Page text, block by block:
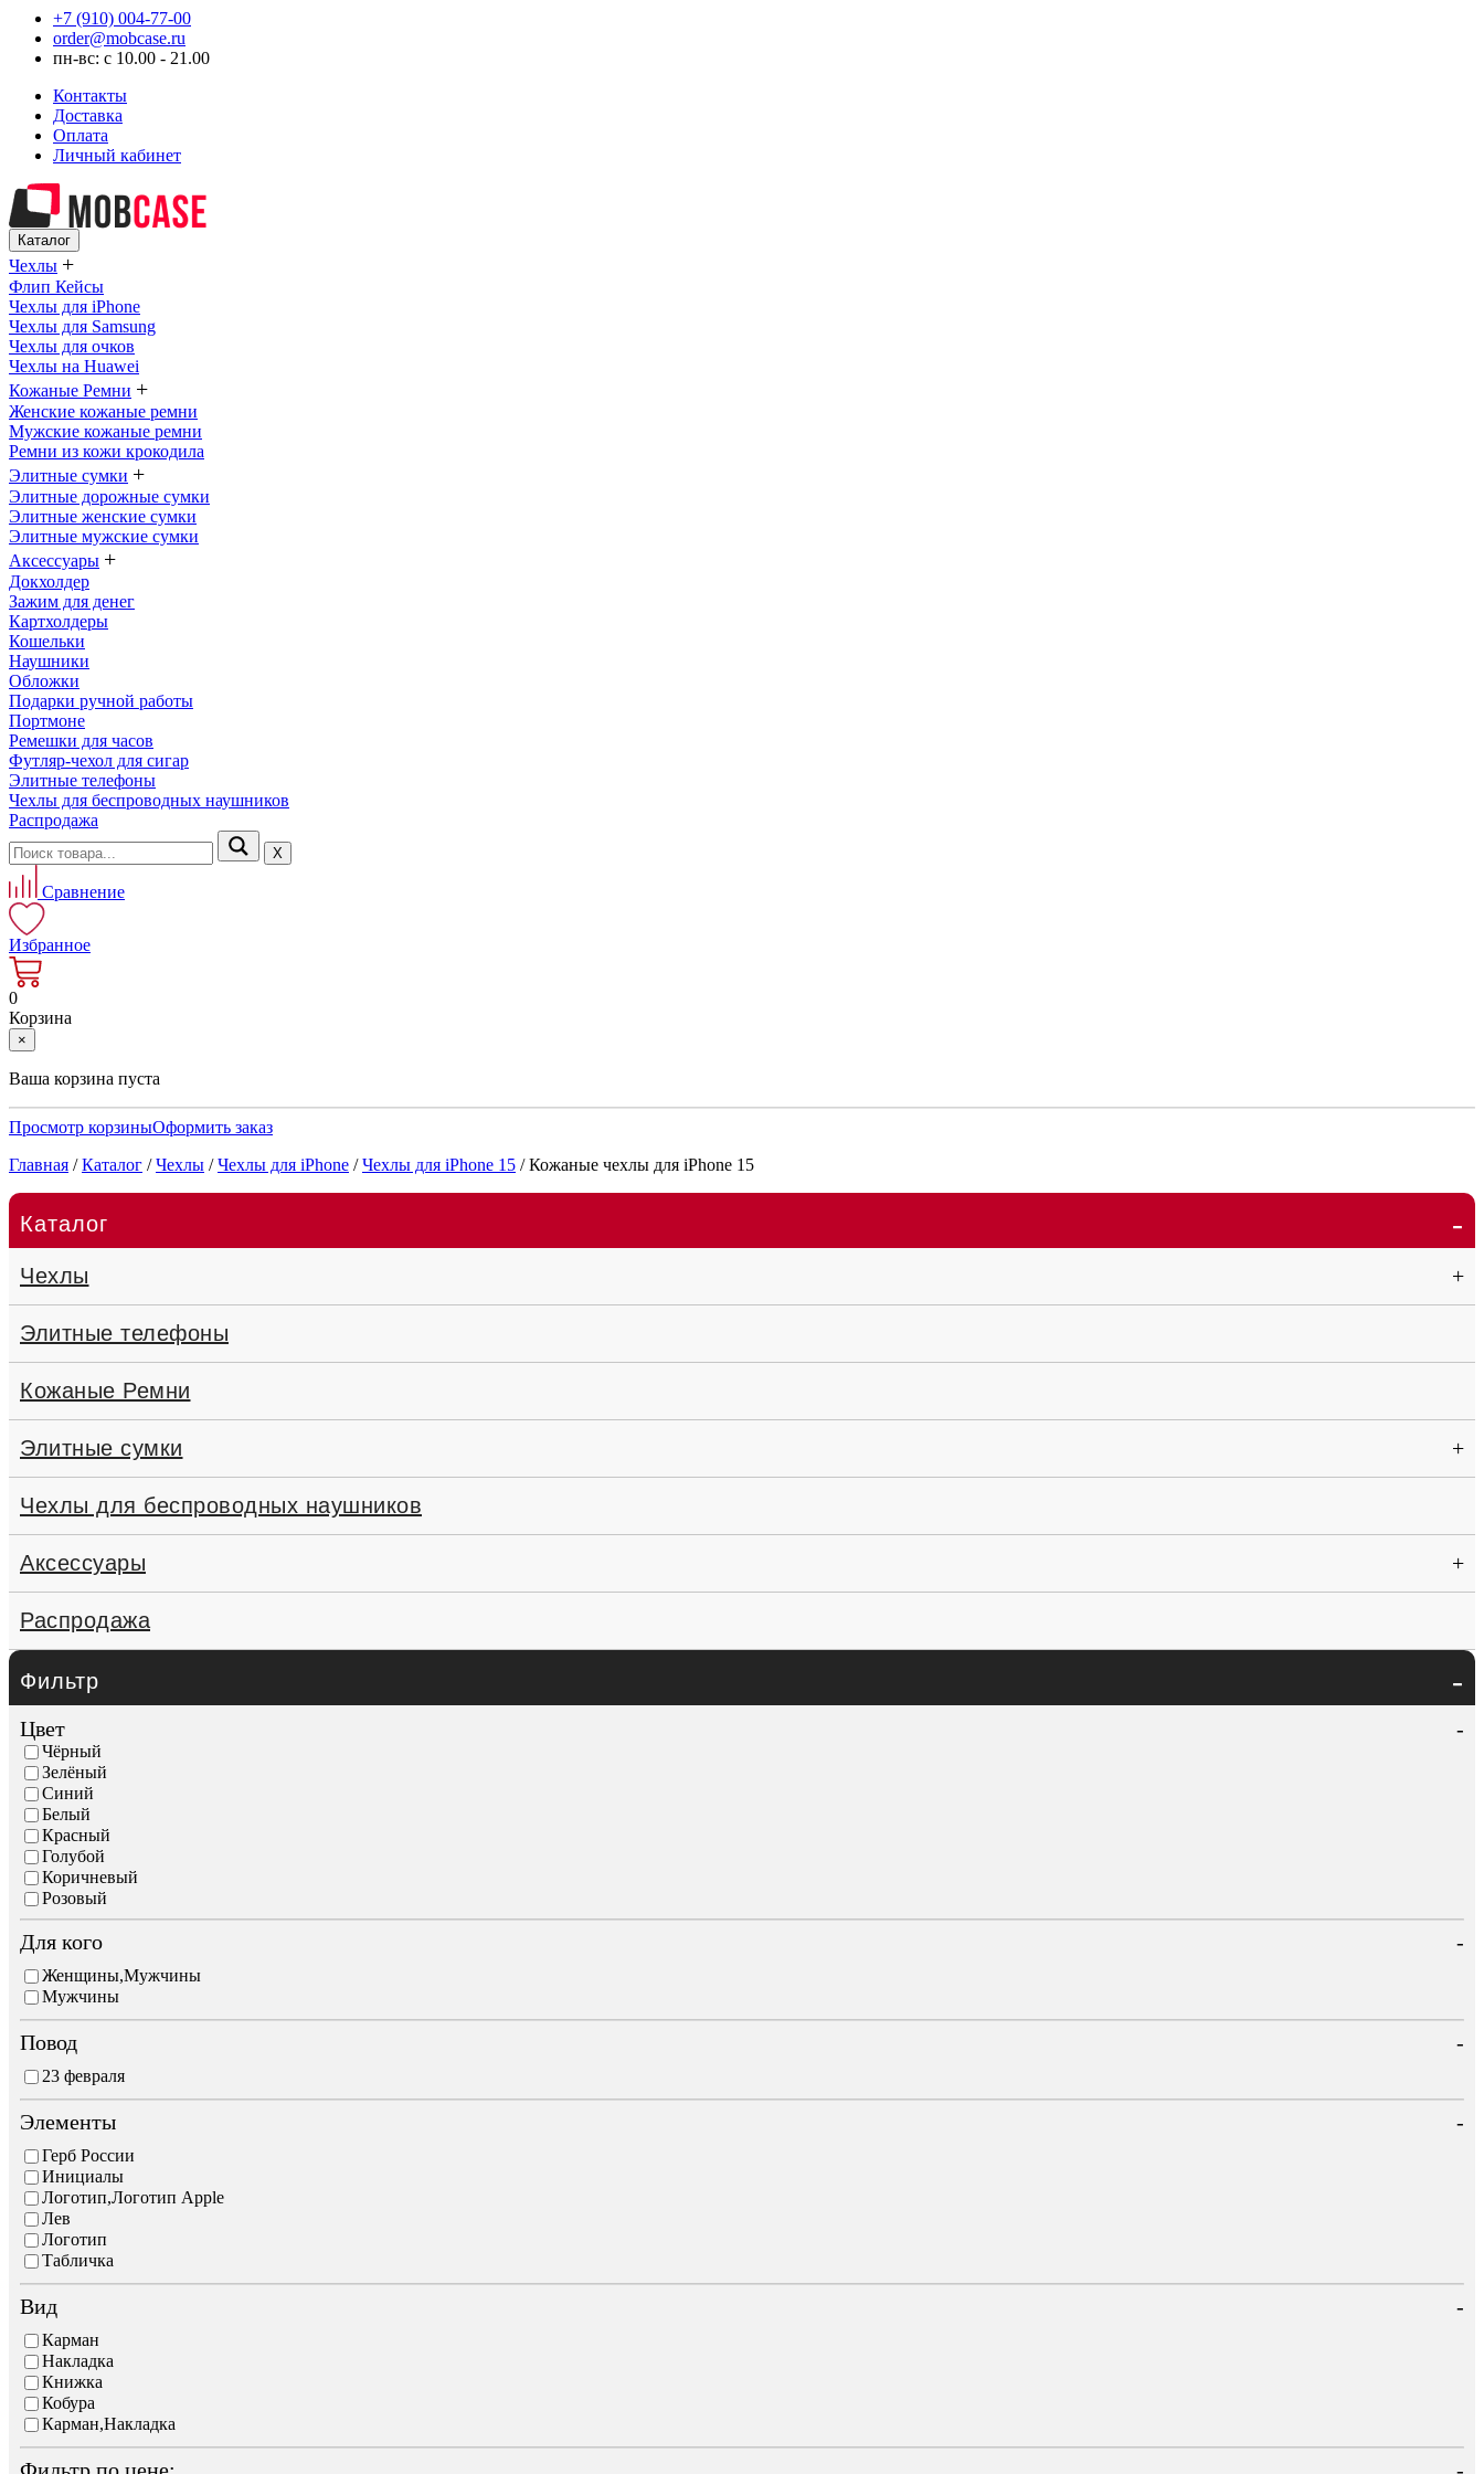
+7 (910) 004-77-00
order@mobcase.ru
пн-вс: с 10.00 - 21.00
Контакты
Доставка
Оплата
Личный кабинет
Каталог
Чехлы +
Флип Кейсы
Чехлы для iPhone
Чехлы для Samsung
Чехлы для очков
Чехлы на Huawei
Кожаные Ремни +
Женские кожаные ремни
Мужские кожаные ремни
Ремни из кожи крокодила
Элитные сумки +
Элитные дорожные сумки
Элитные женские сумки
Элитные мужские сумки
Аксессуары +
Докхолдер
Зажим для денег
Картхолдеры
Кошельки
Наушники
Обложки
Подарки ручной работы
Портмоне
Ремешки для часов
Футляр-чехол для сигар
Элитные телефоны
Чехлы для беспроводных наушников
Распродажа
Х
Сравнение
Избранное
0
Корзина
×
Ваша корзина пуста
Просмотр корзиныОформить заказ
Главная /Каталог /Чехлы /Чехлы для iPhone /Чехлы для iPhone 15 /Кожаные чехлы для iPhone 15
Каталог -
Чехлы +
Элитные телефоны
Кожаные Ремни
Элитные сумки +
Чехлы для беспроводных наушников
Аксессуары +
Распродажа
Фильтр -
Цвет -
Чёрный
Зелёный
Синий
Белый
Красный
Голубой
Коричневый
Розовый
Для кого -
Женщины,Мужчины
Мужчины
Повод -
23 февраля
Элементы -
Герб России
Инициалы
Логотип,Логотип Apple
Лев
Логотип
Табличка
Вид -
Карман
Накладка
Книжка
Кобура
Карман,Накладка